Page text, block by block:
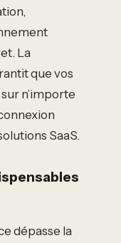
La
que vos
n’importe
SaaS.
dépasse la